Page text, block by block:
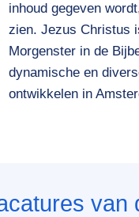
inhoud gegeven
zien. Jezus Christus
Morgenster in de
dynamische en
ontwikkelen in
van